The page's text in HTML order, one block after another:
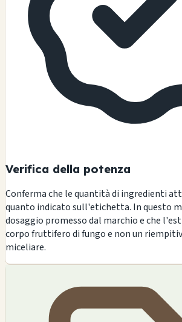
Verifica della potenza
Conferma che le quantità di ingredienti
quanto indicato sull'etichetta. In questo
dosaggio promesso dal marchio e che
corpo fruttifero di fungo e non un
miceliare.